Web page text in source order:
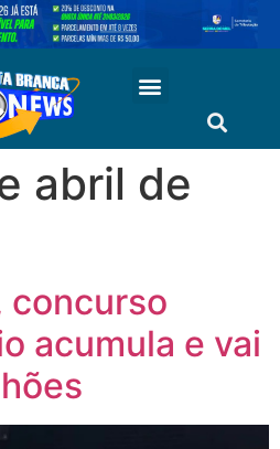
abril de
concurso
acumula e vai